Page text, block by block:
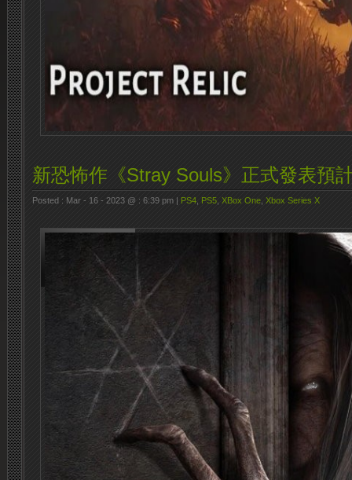
新恐怖作《Stray Souls》正式發表預
Posted : Mar - 16 - 2023 @ : 6:39 pm | PS4 PS5 XBox One Xbox Series X